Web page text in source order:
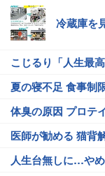
冷蔵庫を
こじるり「人生最
夏の寝不足 食事制
体臭の原因 プロテ
医師が勧める 猫背
人生台無しに…や